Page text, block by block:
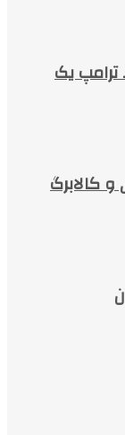
ترامپ یک
کالابرگ